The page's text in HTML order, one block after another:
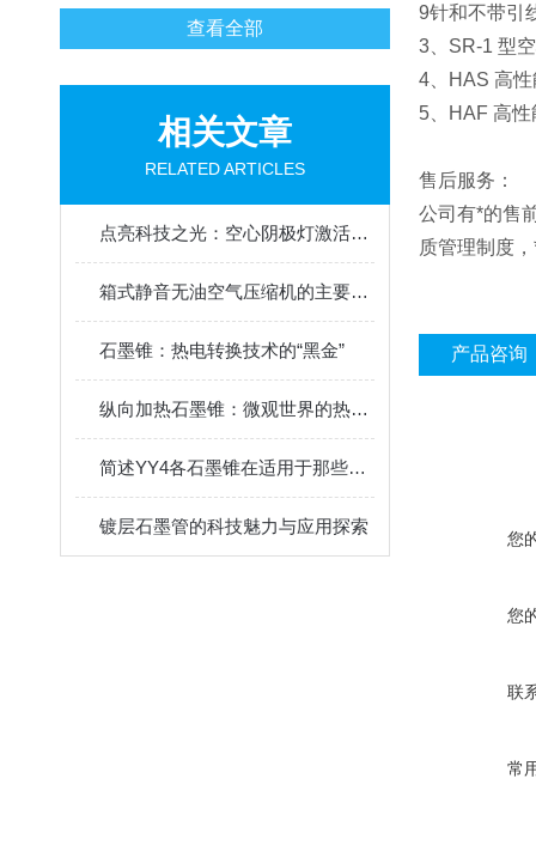
查看全部
相关文章
RELATED ARTICLES
点亮科技之光：空心阴极灯激活器的幕后英雄
箱式静音无油空气压缩机的主要特点和用途
石墨锥：热电转换技术的“黑金”
纵向加热石墨锥：微观世界的热力学奇观
简述YY4各石墨锥在适用于那些方面
镀层石墨管的科技魅力与应用探索
9针和不带引
3、SR-1 型
4、HAS 高
5、HAF 高
售后服务：
公司有*的售
质管理制度
产品咨询
您
您
联
常